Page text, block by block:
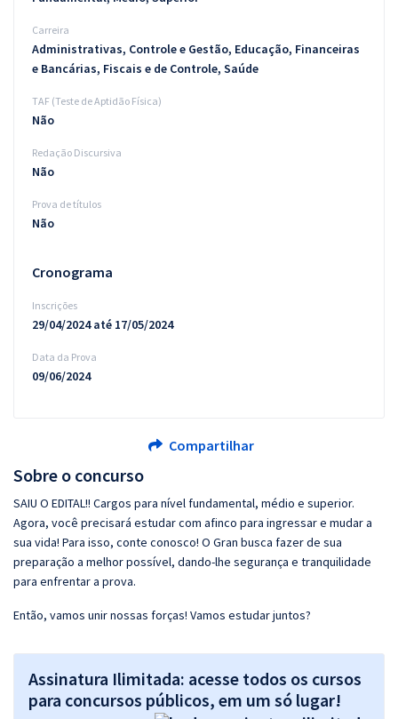
Sobre o concurso
SAIU O EDITAL!! Cargos para nível fundamental, médio e superior.
Agora, você precisará estudar com afinco para ingressar e mudar a
sua vida! Para isso, conte conosco! O Gran busca fazer de sua
preparação a melhor possível, dando-lhe segurança e tranquilidade
para enfrentar a prova.
Então, vamos unir nossas forças! Vamos estudar juntos?
Assinatura Ilimitada: acesse todos os cursos
para concursos públicos, em um só lugar!
Carreira
Administrativas, Controle e Gestão, Educação, Financeiras
e Bancárias, Fiscais e de Controle, Saúde
TAF (Teste de Aptidão Física)
Não
Redação Discursiva
Não
Prova de títulos
Não
Cronograma
Inscrições
29/04/2024 até 17/05/2024
Data da Prova
09/06/2024
Compartilhar